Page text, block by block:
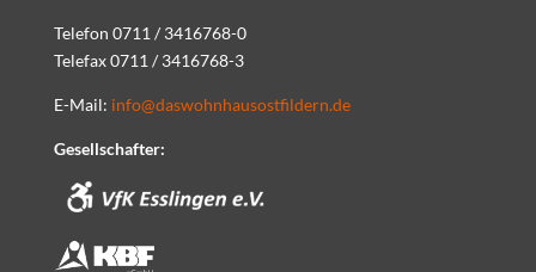
Telefon 0711 / 3416768-0
Telefax 0711 / 3416768-3
E-Mail: info@daswohnhausostfildern.de
Gesellschafter: